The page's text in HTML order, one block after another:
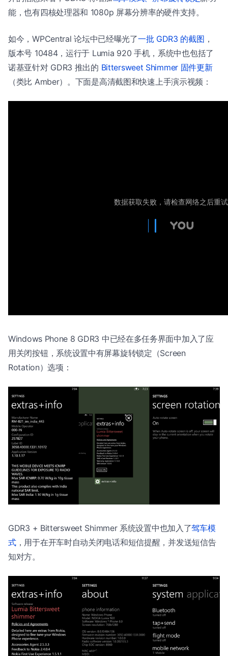
能，也有四核处理器和 1080p 屏幕分辨率的硬件支持。
如今，WPCentral 论坛中已经曝光了一批 GDR3 的截图 ，
版本号 10484，运行于 Lumia 920 手机，系统中也包括了
诺基亚针对 GDR3 推出的 Bittersweet Shimmer 固件更新
（类比 Amber）。下面是高清截图和快速上手演示视频：
Windows Phone 8 GDR3 中已经在多任务界面中加入了应
用关闭按钮，系统设置中有屏幕旋转锁定（Screen
Rotation）选项：
GDR3 + Bittersweet Shimmer 系统设置中也加入了驾车模
式，用于在开车时自动关闭电话和短信提醒，并发送短信告
知对方。